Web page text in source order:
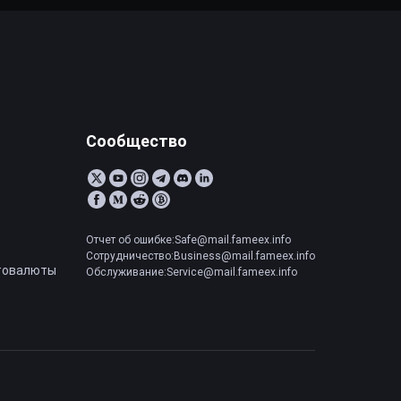
Сообщество
Отчет об ошибке:Safe@mail.fameex.info
Сотрудничество:Business@mail.fameex.info
Обслуживание:Service@mail.fameex.info